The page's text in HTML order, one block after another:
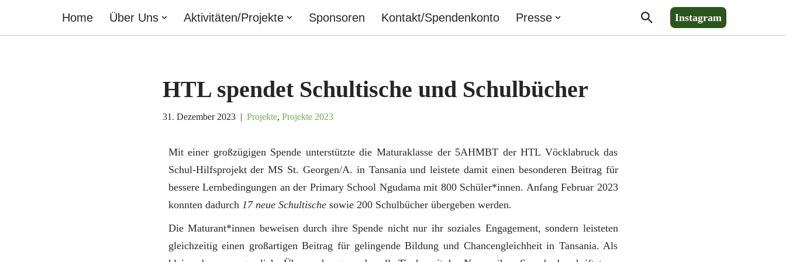
Zum
Home Über Uns Aktivitäten/Projekte Sponsoren Kontakt/Spendenkonto Presse Instagram
HTL spendet Schultische und Schulbücher
31. Dezember 2023 Projekte, Projekte 2023
Mit einer großzügigen Spende unterstützte die Maturaklasse der 5AHMBT der HTL Vöcklabruck das
Schul-Hilfsprojekt der MS St. Georgen/A. in Tansania und leistete damit einen besonderen Beitrag für
bessere Lernbedingungen an der Primary School Ngudama mit 800 Schüler*innen. Anfang Februar 2023
konnten dadurch 17 neue Schultische sowie 200 Schulbücher übergeben werden.
Die Maturant*innen beweisen durch ihre Spende nicht nur ihr soziales Engagement, sondern leisteten
gleichzeitig einen großartigen Beitrag für gelingende Bildung und Chancengleichheit in Tansania. Als